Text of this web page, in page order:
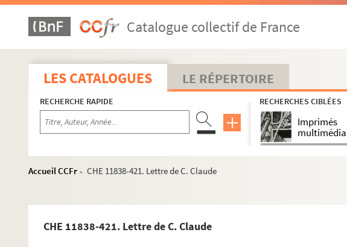
Catalogue collectif de France
LES CATALOGUES LE RÉPERTOIRE
RECHERCHE RAPIDE RECHERCHES CIBLÉES
Imprimés
multimédia
Accueil CCFr > CHE 11838-421. Lettre de C. Claude
CHE 11838-421. Lettre de C. Claude
CHE 11838-355 à CHE 11838-358. Lettres du commandant F. Cailhé
CHE 11838-18 ; CHE 11838-359. Correspondance avec monsieur de
CHE 11838-361. Lettre de [E. Comb], secrétaire général du ministre
CHE 11838-373. Lettre d'Auguste de Cambis
CHE 11838-362 à CHE 11838-363. Lettre du général Canrobert
CHE 11838-372. Lettre de V. Capouillet, procureur-général au
CHE 11838-17 ; CHE 11838-365 à CHE 11838-366.
CHE 11833-10 A à CHE 11833-10 B ; CHE 11838-369 à CHE 11838-